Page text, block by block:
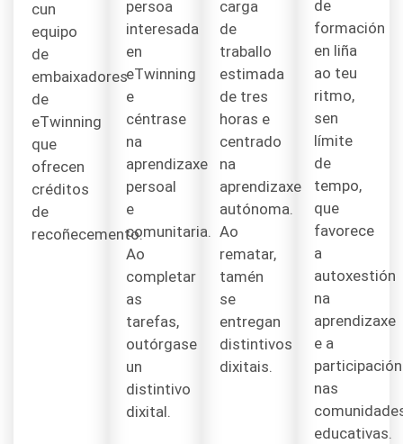
cun
equipo
de
embaixadores
de
eTwinning
que
ofrecen
créditos
de
recoñecemento.
persoa
interesada
en
eTwinning
e
céntrase
na
aprendizaxe
persoal
e
comunitaria.
Ao
completar
as
tarefas,
outórgase
un
distintivo
dixital.
carga
de
traballo
estimada
de tres
horas e
centrado
na
aprendizaxe
autónoma.
Ao
rematar,
tamén
se
entregan
distintivos
dixitais.
de
formación
en liña
ao teu
ritmo,
sen
límite
de
tempo,
que
favorece
a
autoxestión
na
aprendizaxe
e a
participación
nas
educativas.